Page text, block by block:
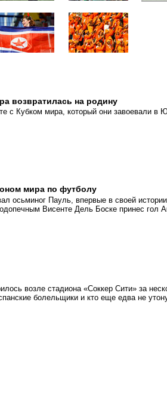
возвратилась на родину
с Кубком мира, который они завоевали в
мира по футболу
осьминог Пауль, впервые в своей
Висенте Дель Боске принес гол
возле стадиона «Соккер Сити» за
болельщики и кто еще едва не